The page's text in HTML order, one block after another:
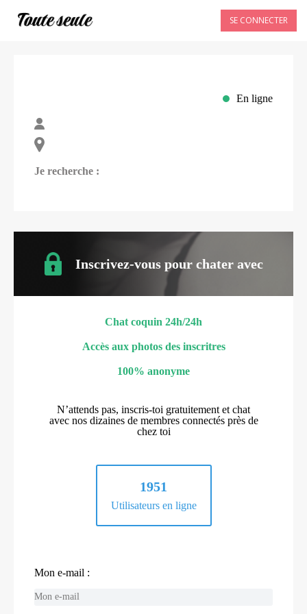
SE CONNECTER
En ligne
Je recherche :
Inscrivez-vous pour chater avec
Chat coquin 24h/24h
Accès aux photos des inscritres
100% anonyme
N’attends pas, inscris-toi gratuitement et chat
avec nos dizaines de membres connectés près de
chez toi
1951
Utilisateurs en ligne
Mon e-mail :